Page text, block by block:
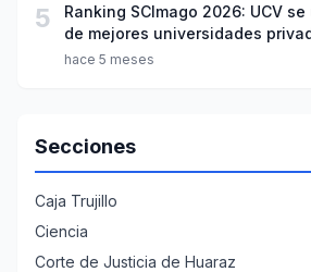
5
Ranking SCImago 2026: UCV
de mejores universidades
hace 5 meses
Secciones
Caja Trujillo
Ciencia
Corte de Justicia de Huaraz